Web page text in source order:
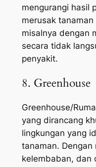
mengurangi hasil
merusak
misalnya dengan
secara tidak
penyakit.
8. Greenhouse
Greenhouse/
yang dirancang
lingkungan yang
tanaman. Dengan
kelembaban, dan